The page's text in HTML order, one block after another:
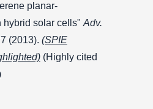
planar-
hybrid solar cells" Adv.
(2013). (SPIE
(Highly cited